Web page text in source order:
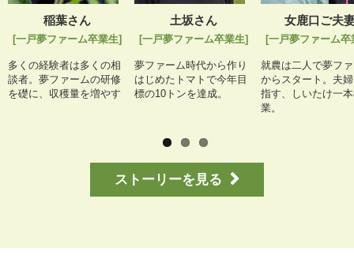
稲葉さん
[一戸夢ファーム卒業生]
多くの経験者は多くの相
談者。夢ファームの研修
を礎に、収穫量を増やす
土坂さん
[一戸夢ファーム卒業生]
夢ファーム時代から作り
はじめたトマトで今年目
標の10トンを達成。
女鹿口ご夫
[一戸夢ファーム卒
就農は二人で夢フ
からスタート。夫
指す、しいたけ一
業。
ストーリーを見る